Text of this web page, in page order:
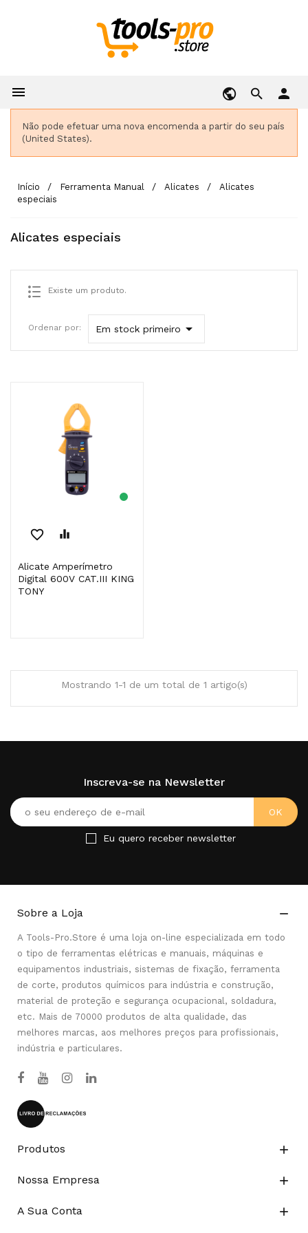
 person
Não pode efetuar uma nova encomenda a partir do seu país
(United States).
Início Ferramenta Manual Alicates
Alicates
especiais
Alicates especiais
Existe um produto.
Ordenar por: Em stock primeiro 
favorite_border equalizer
Alicate Amperímetro
Digital 600V CAT.III KING
TONY
Mostrando 1-1 de um total de 1 artigo(s)
Inscreva-se na Newsletter
Eu quero receber newsletter
Sobre a Loja 
A Tools-Pro.Store é uma loja on-line especializada em todo
o tipo de ferramentas elétricas e manuais, máquinas e
equipamentos industriais, sistemas de fixação, ferramenta
de corte, produtos químicos para indústria e construção,
material de proteção e segurança ocupacional, soldadura,
etc. Mais de 70000 produtos de alta qualidade, das
melhores marcas, aos melhores preços para profissionais,
indústria e particulares.
Produtos 
Nossa Empresa 
A Sua Conta 